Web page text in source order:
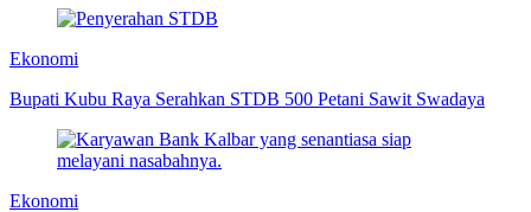
Ekonomi
Bupati Kubu Raya Serahkan STDB 500 Petani Sawit Swadaya
Ekonomi